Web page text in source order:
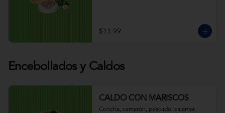
$11.99
Encebollados y Caldos
CALDO CON MARISCOS
Concha, camarón, pescado, calamar,